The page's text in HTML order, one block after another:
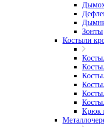
Зонты
Костыли
Крюк